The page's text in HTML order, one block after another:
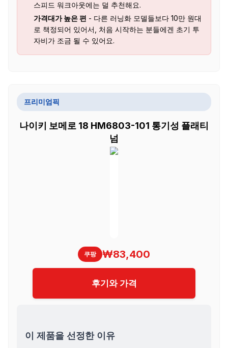
스피드 워크아웃에는 덜 추천해요.
가격대가 높은 편 - 다른 러닝화 모델들보다 10만 원대
로 책정되어 있어서, 처음 시작하는 분들에겐 초기 투
자비가 조금 될 수 있어요.
프리미엄픽
나이키 보메로 18 HM6803-101 통기성 플래티
넘
쿠팡 ₩83,400
후기와 가격
이 제품을 선정한 이유